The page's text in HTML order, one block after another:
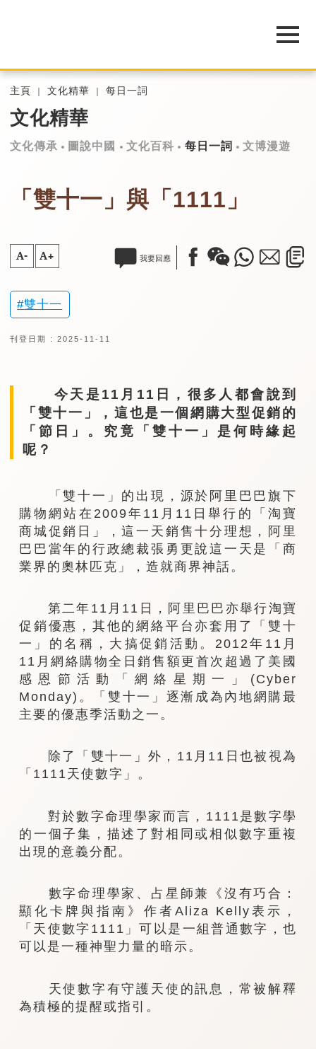
主頁 文化精華 每日一詞
文化精華
文化傳承 圖說中國 文化百科 每日一詞 文博漫遊
「雙十一」與「1111」
A- A+ 我要回應
雙十一
刊登日期 : 2025-11-11
今天是11月11日，很多人都會說到
「雙十一」，這也是一個網購大型促銷的
「節日」。究竟「雙十一」是何時緣起
呢？
「雙十一」的出現，源於阿里巴巴旗下
購物網站在2009年11月11日舉行的「淘寶
商城促銷日」，這一天銷售十分理想，阿里
巴巴當年的行政總裁張勇更說這一天是「商
業界的奧林匹克」，造就商界神話。
第二年11月11日，阿里巴巴亦舉行淘寶
促銷優惠，其他的網絡平台亦套用了「雙十
一」的名稱，大搞促銷活動。2012年11月
11月網絡購物全日銷售額更首次超過了美國
感恩節活動「網絡星期一」(Cyber
Monday)。「雙十一」逐漸成為內地網購最
主要的優惠季活動之一。
除了「雙十一」外，11月11日也被視為
「1111天使數字」。
對於數字命理學家而言，1111是數字學
的一個子集，描述了對相同或相似數字重複
出現的意義分配。
數字命理學家、占星師兼《沒有巧合：
顯化卡牌與指南》作者Aliza Kelly表示，
「天使數字1111」可以是一組普通數字，也
可以是一種神聖力量的暗示。
天使數字有守護天使的訊息，常被解釋
為積極的提醒或指引。